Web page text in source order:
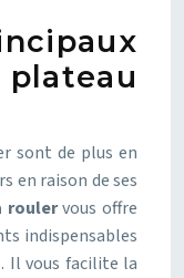
plateau
sont de plus en
en raison de ses
roulervous offre
indispensables
Il vous facilite la